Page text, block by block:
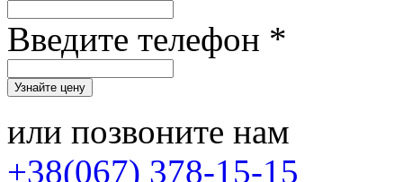
Введите телефон *
или позвоните нам
+38(067) 378-15-15